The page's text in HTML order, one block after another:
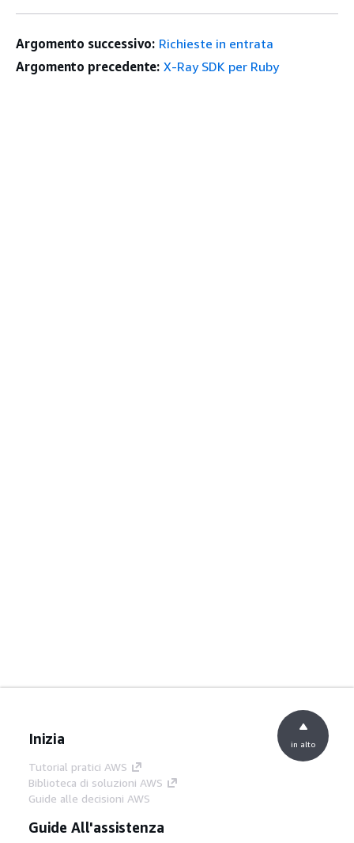
Argomento successivo: Richieste in entrata
Argomento precedente: X-Ray SDK per Ruby
Inizia
Tutorial pratici AWS
Biblioteca di soluzioni AWS
Guide alle decisioni AWS
Guide All'assistenza
in alto